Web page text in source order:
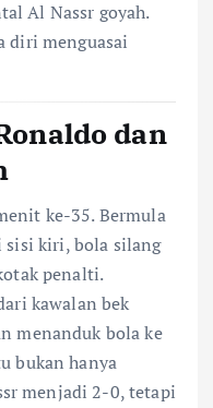
Al Nassr goyah.
diri menguasai
dan
ke-35. Bermula
sisi kiri, bola silang
penalti.
kawalan bek
menanduk bola ke
bukan hanya
menjadi 2-0, tetapi